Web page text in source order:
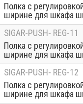
Полка с
ширине для шкафа
SIGAR-PUSH- REG-11
Полка с
ширине для шкафа
SIGAR-PUSH- REG-12
Полка с
ширине для шкафа